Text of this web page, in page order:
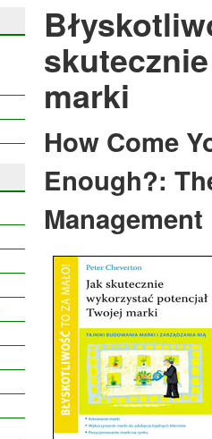
marki
How Come
Enough?:
Management